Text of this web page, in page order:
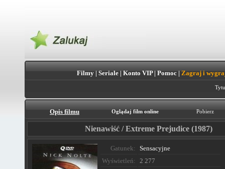
Filmy| Seriale| Konto VIP| Pomoc| Zagraj i
Opis filmu Oglądaj film online Pobierz
Nienawiść / Extreme Prejudice (1987)
Gatunek:
Sensacyjne
Wyświetleń:
2 277